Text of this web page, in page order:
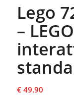
Lego
–
€49.90